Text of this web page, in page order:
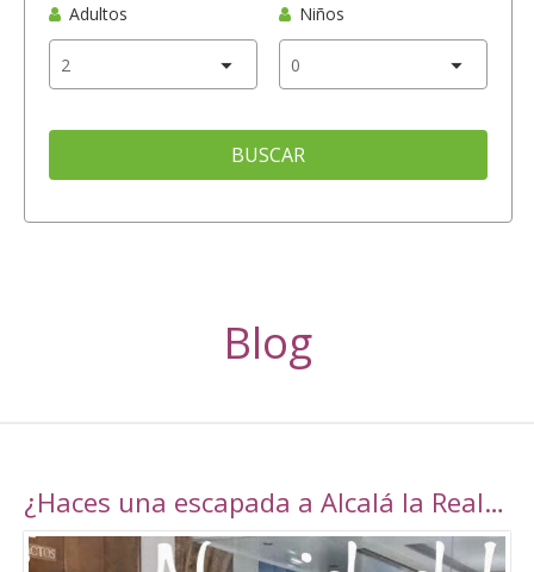
Adultos Niños
BUSCAR
Blog
¿Haces una escapada a Alcalá la Real esta navidad?